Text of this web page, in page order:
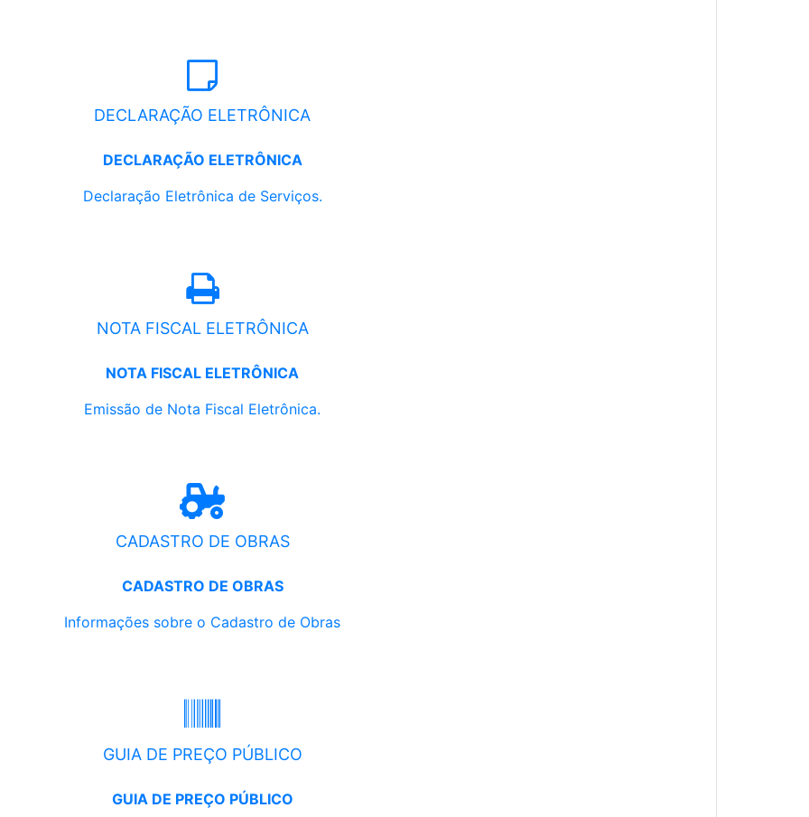
DECLARAÇÃO ELETRÔNICA
DECLARAÇÃO ELETRÔNICA
Declaração Eletrônica de Serviços.
NOTA FISCAL ELETRÔNICA
NOTA FISCAL ELETRÔNICA
Emissão de Nota Fiscal Eletrônica.
CADASTRO DE OBRAS
CADASTRO DE OBRAS
Informações sobre o Cadastro de Obras
GUIA DE PREÇO PÚBLICO
GUIA DE PREÇO PÚBLICO